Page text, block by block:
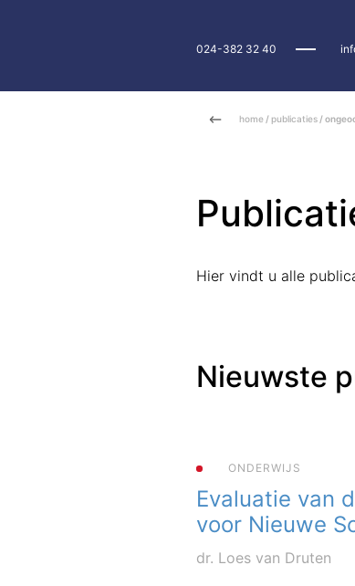
024-382 32 40
home / publicaties/
Hier vindt u alle
Nieuwste
ONDERWIJS
Evaluatie van
voor Nieuwe
dr. Loes van Druten